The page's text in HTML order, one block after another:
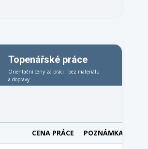
Topenářské práce
Orientační ceny za práci · bez materiálu
a dopravy
CENA PRÁCE POZNÁMKA